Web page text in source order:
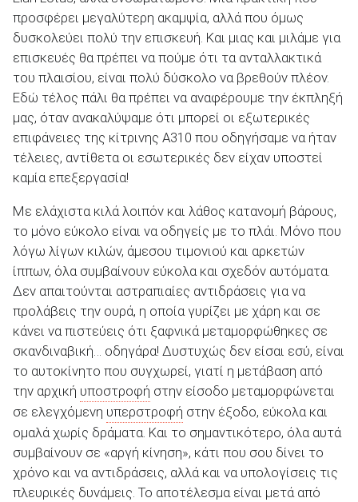
προσφέρει μεγαλύτερη ακαμψία, αλλά που όμως
δυσκολεύει πολύ την επισκευή. Και μιας και μιλάμε για
επισκευές θα πρέπει να πούμε ότι τα ανταλλακτικά
του πλαισίου, είναι πολύ δύσκολο να βρεθούν πλέον.
Εδώ τέλος πάλι θα πρέπει να αναφέρουμε την έκπληξή
μας, όταν ανακαλύψαμε ότι μπορεί οι εξωτερικές
επιφάνειες της κίτρινης Α310 που οδηγήσαμε να ήταν
τέλειες, αντίθετα οι εσωτερικές δεν είχαν υποστεί
καμία επεξεργασία!
Με ελάχιστα κιλά λοιπόν και λάθος κατανομή βάρους,
το μόνο εύκολο είναι να οδηγείς με το πλάι. Μόνο που
λόγω λίγων κιλών, άμεσου τιμονιού και αρκετών
ίππων, όλα συμβαίνουν εύκολα και σχεδόν αυτόματα.
Δεν απαιτούνται αστραπιαίες αντιδράσεις για να
προλάβεις την ουρά, η οποία γυρίζει με χάρη και σε
κάνει να πιστεύεις ότι ξαφνικά μεταμορφώθηκες σε
σκανδιναβική… οδηγάρα! Δυστυχώς δεν είσαι εσύ, είναι
το αυτοκίνητο που συγχωρεί, γιατί η μετάβαση από
την αρχική υποστροφή στην είσοδο μεταμορφώνεται
σε ελεγχόμενη υπερστροφή στην έξοδο, εύκολα και
ομαλά χωρίς δράματα. Και το σημαντικότερο, όλα αυτά
συμβαίνουν σε «αργή κίνηση», κάτι που σου δίνει το
χρόνο και να αντιδράσεις, αλλά και να υπολογίσεις τις
πλευρικές δυνάμεις. Το αποτέλεσμα είναι μετά από